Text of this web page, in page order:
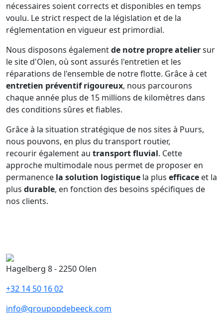
nécessaires soient corrects et disponibles en temps
voulu. Le strict respect de la législation et de la
réglementation en vigueur est primordial.
Nous disposons égalementde notre propre ateliersur
le site d'Olen, où sont assurés l'entretien et les
réparations de l'ensemble de notre flotte. Grâce à cet
entretien préventif rigoureux, nous parcourons
chaque année plus de 15 millions de kilomètres dans
des conditions sûres et fiables.
Grâce à la situation stratégique de nos sites à Puurs,
nous pouvons, en plus du transport routier,
recourir également au transport fluvial. Cette
approche multimodale nous permet de proposer en
permanence la solution logistique la plus efficace et la
plus durable, en fonction des besoins spécifiques de
nos clients.
Hagelberg 8 - 2250 Olen
+32 14 50 16 02
info@groupopdebeeck.com